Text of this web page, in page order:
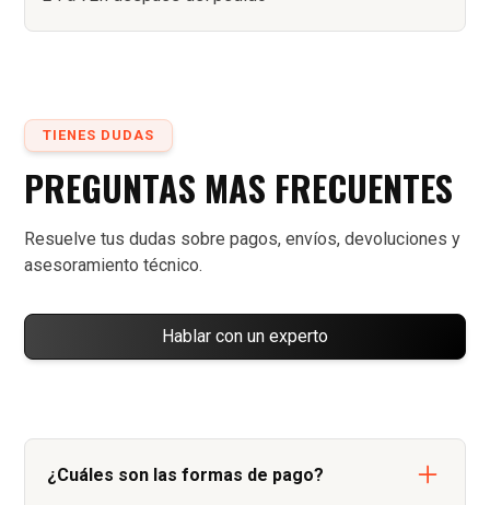
TIENES DUDAS
PREGUNTAS MAS FRECUENTES
Resuelve tus dudas sobre pagos, envíos, devoluciones y
asesoramiento técnico.
Hablar con un experto
¿Cuáles son las formas de pago?